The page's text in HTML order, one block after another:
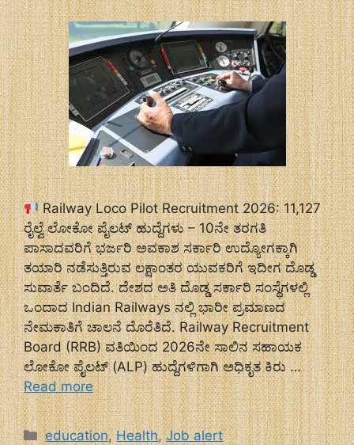
Railway Loco Pilot Recruitment 2026: 11,127
ರೈಲ್ವೆ ಲೋಕೋ ಪೈಲಟ್ ಹುದ್ದೆಗಳು – 10ನೇ ತರಗತಿ
ಪಾಸಾದವರಿಗೆ ಭರ್ಜರಿ ಅವಕಾಶ ಸರ್ಕಾರಿ ಉದ್ಯೋಗಕ್ಕಾಗಿ
ತಯಾರಿ ನಡೆಸುತ್ತಿರುವ ಲಕ್ಷಾಂತರ ಯುವಕರಿಗೆ ಇದೀಗ ದೊಡ್ಡ
ಸುವಾರ್ತೆ ಬಂದಿದೆ. ದೇಶದ ಅತಿ ದೊಡ್ಡ ಸರ್ಕಾರಿ ಸಂಸ್ಥೆಗಳಲ್ಲಿ
ಒಂದಾದ Indian Railways ನಲ್ಲಿ ಭಾರೀ ಪ್ರಮಾಣದ
ನೇಮಕಾತಿಗೆ ಚಾಲನೆ ದೊರೆತಿದೆ. Railway Recruitment
Board (RRB) ವತಿಯಿಂದ 2026ನೇ ಸಾಲಿನ ಸಹಾಯಕ
ಲೋಕೋ ಪೈಲಟ್ (ALP) ಹುದ್ದೆಗಳಿಗಾಗಿ ಅಧಿಕೃತ ಕಿರು …
Read more
Categories
education,Health,Job alert